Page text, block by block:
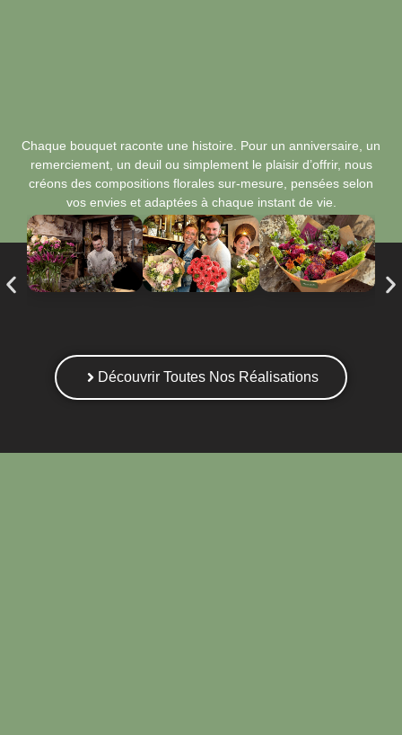
Chaque bouquet raconte une histoire. Pour un anniversaire, un
remerciement, un deuil ou simplement le plaisir d’offrir, nous
créons des compositions florales sur-mesure, pensées selon
vos envies et adaptées à chaque instant de vie.
Découvrir Toutes Nos Réalisations